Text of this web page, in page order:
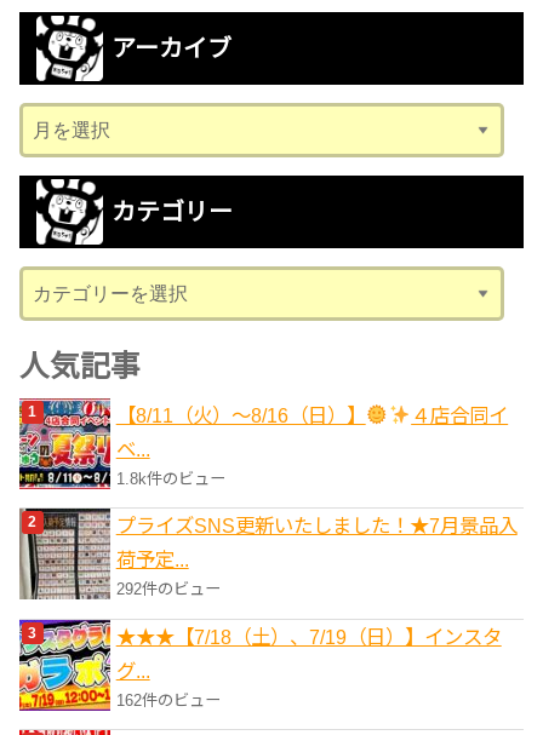
アーカイブ
ー
カ
ブ
カテゴリー
テ
ゴ
リ
ー
人気記事
【8/11（火）～8/16（日）】
４店合同イ
ベ...
1.8k件のビュー
プライズSNS更新いたしました！★7月景品入
荷予定...
292件のビュー
★★★【7/18（土）、7/19（日）】インスタ
グ...
162件のビュー